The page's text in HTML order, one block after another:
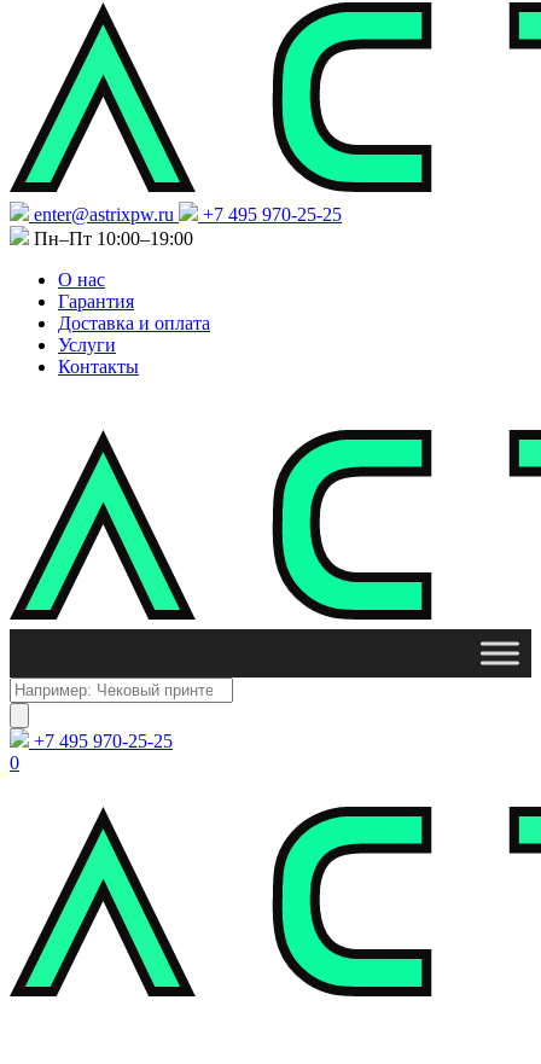
enter@astrixpw.ru
+7 495 970-25-25
Пн–Пт 10:00–19:00
О нас
Гарантия
Доставка и оплата
Услуги
Контакты
Поиск
товаров
+7 495 970-25-25
0